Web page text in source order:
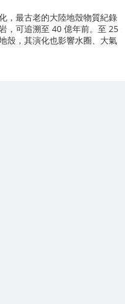
，最古老的大陸地殼物質紀錄
，可追溯至 40 億年前。至 25
殼，其演化也影響水圈、大氣